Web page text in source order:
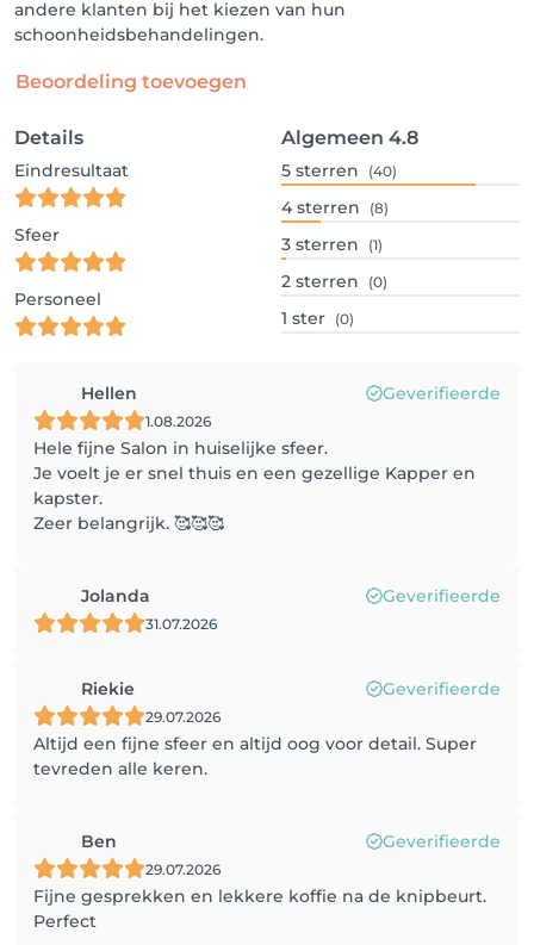
andere klanten bij het kiezen van hun
schoonheidsbehandelingen.
Beoordeling toevoegen
Details
Eindresultaat
Sfeer
Personeel
Algemeen 4.8
5 sterren (40)
4 sterren (8)
3 sterren (1)
2 sterren (0)
1 ster (0)
Hellen Geverifieerde
1.08.2026
Hele fijne Salon in huiselijke sfeer.
Je voelt je er snel thuis en een gezellige Kapper en
kapster.
Zeer belangrijk. 🥰🥰🥰
Jolanda Geverifieerde
31.07.2026
Riekie Geverifieerde
29.07.2026
Altijd een fijne sfeer en altijd oog voor detail. Super
tevreden alle keren.
Ben Geverifieerde
29.07.2026
Fijne gesprekken en lekkere koffie na de knipbeurt.
Perfect